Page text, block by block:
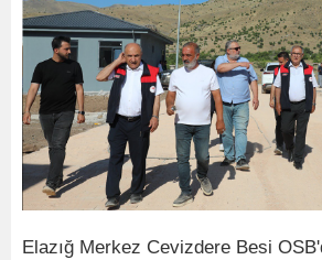
Elazığ Merkez Cevizdere Besi